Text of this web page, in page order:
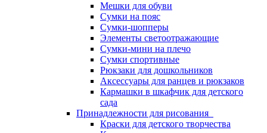
Мешки для обуви
Сумки на пояс
Сумки-шопперы
Элементы светоотражающие
Сумки-мини на плечо
Сумки спортивные
Рюкзаки для дошкольников
Аксессуары для ранцев и рюкзаков
Кармашки в шкафчик для детского
сада
Принадлежности для рисования
Краски для детского творчества